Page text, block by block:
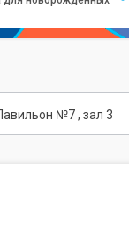
№7 , зал 3